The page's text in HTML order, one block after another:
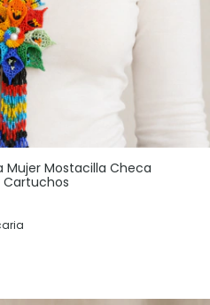
Mujer Mostacilla Checa
Cartuchos